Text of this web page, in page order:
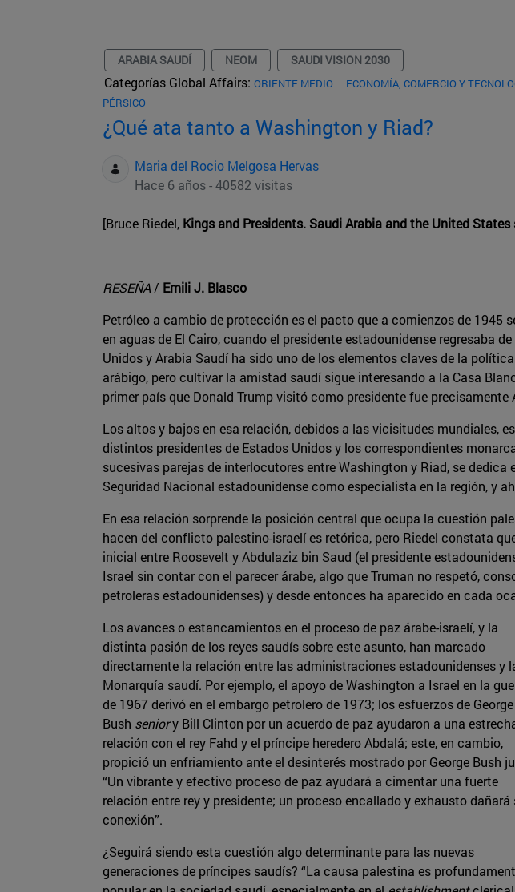
ARABIA SAUDÍ NEOM SAUDI VISION 2030
Categorías Global Affairs: ORIENTE MEDIO ECONOMÍA, COMERCIO Y
PÉRSICO
¿Qué ata tanto a Washington y Riad?
Maria del Rocio Melgosa Hervas
Hace 6 años - 40582 visitas
[Bruce Riedel, Kings and Presidents. Saudi Arabia and the United States
RESEÑA / Emili J. Blasco
Petróleo a cambio de protección es el pacto que a comienzos de 1945
en aguas de El Cairo, cuando el presidente estadounidense regresaba
Unidos y Arabia Saudí ha sido uno de los elementos claves de la
arábigo, pero cultivar la amistad saudí sigue interesando a la Casa
primer país que Donald Trump visitó como presidente fue precisamente
Los altos y bajos en esa relación, debidos a las vicisitudes mundiales,
distintos presidentes de Estados Unidos y los correspondientes
sucesivas parejas de interlocutores entre Washington y Riad, se
Seguridad Nacional estadounidense como especialista en la región, y
En esa relación sorprende la posición central que ocupa la cuestión
hacen del conflicto palestino-israelí es retórica, pero Riedel constata
inicial entre Roosevelt y Abdulaziz bin Saud (el presidente
Israel sin contar con el parecer árabe, algo que Truman no respetó,
petroleras estadounidenses) y desde entonces ha aparecido en cada
Los avances o estancamientos en el proceso de paz árabe-israelí, y la
distinta pasión de los reyes saudís sobre este asunto, han marcado
directamente la relación entre las administraciones estadounidenses y
Monarquía saudí. Por ejemplo, el apoyo de Washington a Israel en la
de 1967 derivó en el embargo petrolero de 1973; los esfuerzos de George
Bush seniory Bill Clinton por un acuerdo de paz ayudaron a una
relación con el rey Fahd y el príncipe heredero Abdalá; este, en cambio,
propició un enfriamiento ante el desinterés mostrado por George Bush
“Un vibrante y efectivo proceso de paz ayudará a cimentar una fuerte
relación entre rey y presidente; un proceso encallado y exhausto dañará
conexión”.
¿Seguirá siendo esta cuestión algo determinante para las nuevas
generaciones de príncipes saudís? “La causa palestina es